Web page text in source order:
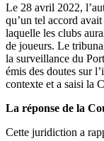
Le 28 avril 2022,
qu’un tel accord
laquelle les clubs
de joueurs. Le
la surveillance du
émis des doutes sur
contexte et a saisi la
La réponse de la
Cette juridiction a